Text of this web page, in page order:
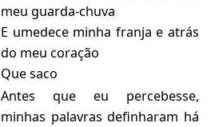
meu guarda-chuva
E umedece minha franja e atrás
do meu coração
Que saco
Antes que eu percebesse,
minhas palavras definharam há